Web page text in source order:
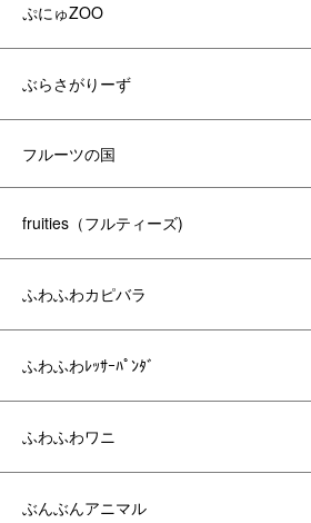
ぷにゅZOO
ぶらさがりーず
フルーツの国
fruities（フルティーズ)
ふわふわカピバラ
ふわふわﾚｯｻｰﾊﾟﾝﾀﾞ
ふわふわワニ
ぶんぶんアニマル